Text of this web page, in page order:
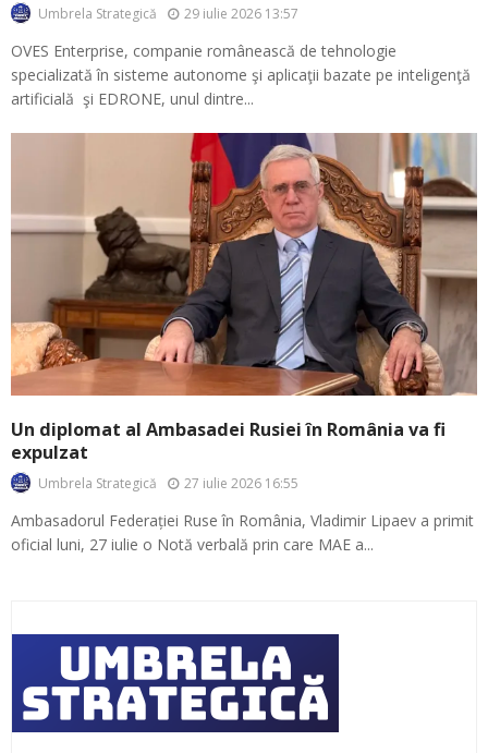
Umbrela Strategică 29 iulie 2026 13:57
OVES Enterprise, companie românească de tehnologie
specializată în sisteme autonome şi aplicaţii bazate pe inteligenţă
artificială şi EDRONE, unul dintre...
Un diplomat al Ambasadei Rusiei în România va fi
expulzat
Umbrela Strategică 27 iulie 2026 16:55
Ambasadorul Federației Ruse în România, Vladimir Lipaev a primit
oficial luni, 27 iulie o Notă verbală prin care MAE a...